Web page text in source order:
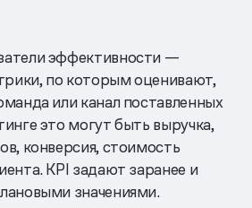
эффективности —
по которым оценивают,
или канал поставленных
это могут быть выручка,
конверсия, стоимость
KPI задают заранее и
значениями.